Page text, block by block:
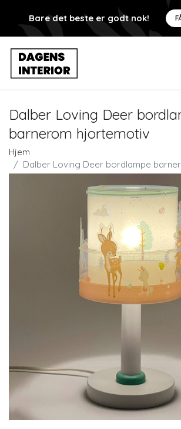
Bare det beste er godt nok!
Dalber Loving Deer
barnerom hjortemotiv
Hjem
Dalber Loving Deer bordlampe